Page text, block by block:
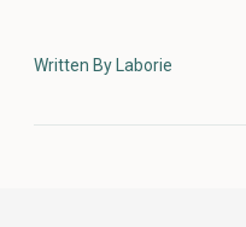
Written By Laborie